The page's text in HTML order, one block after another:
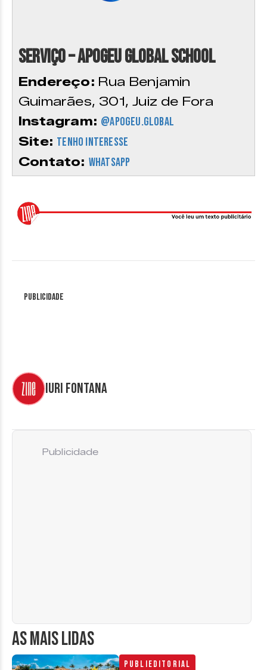
Serviço – Apogeu Global School
Endereço: Rua Benjamin
Guimarães, 301, Juiz de Fora
Instagram: @apogeu.global
Site: Tenho interesse
Contato: Whatsapp
Publicidade
Iuri Fontana
AS MAIS LIDAS
Publieditorial
Publicidade